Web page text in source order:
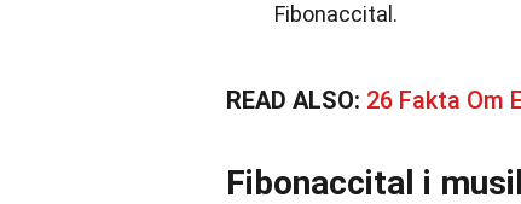
Fibonaccital.
READ ALSO: 26 Fakta Om
Fibonaccital i